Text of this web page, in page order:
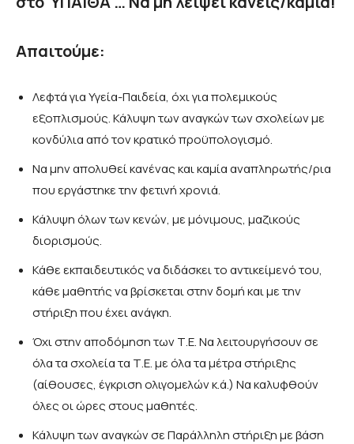
Απαιτούμε:
Λεφτά για Υγεία-Παιδεία, όχι για πολεμικούς
εξοπλισμούς. Κάλυψη των αναγκών των σχολείων με
κονδύλια από τον κρατικό προϋπολογισμό.
Να μην απολυθεί κανένας και καμία αναπληρωτής/ρια
που εργάστηκε την φετινή χρονιά.
Κάλυψη όλων των κενών, με μόνιμους, μαζικούς
διορισμούς.
Κάθε εκπαιδευτικός να διδάσκει το αντικείμενό του,
κάθε μαθητής να βρίσκεται στην δομή και με την
στήριξη που έχει ανάγκη.
Όχι στην αποδόμηση των Τ.Ε. Να λειτουργήσουν σε
όλα τα σχολεία τα Τ.Ε. με όλα τα μέτρα στήριξης
(αίθουσες, έγκριση ολιγομελών κ.ά.) Να καλυφθούν
όλες οι ώρες στους μαθητές.
Κάλυψη των αναγκών σε Παράλληλη στήριξη με βάση